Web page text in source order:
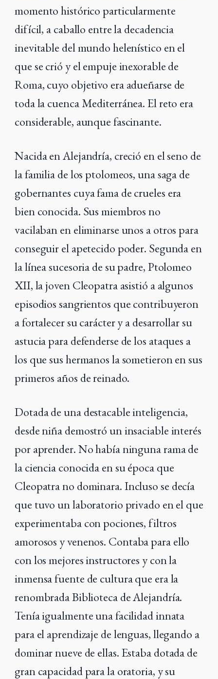
momento histórico particularmente
difícil, a caballo entre la decadencia
inevitable del mundo helenístico en el
que se crió y el empuje inexorable de
Roma, cuyo objetivo era adueñarse de
toda la cuenca Mediterránea. El reto era
considerable, aunque fascinante.
Nacida en Alejandría, creció en el seno de
la familia de los ptolomeos, una saga de
gobernantes cuya fama de crueles era
bien conocida. Sus miembros no
vacilaban en eliminarse unos a otros para
conseguir el apetecido poder. Segunda en
la línea sucesoria de su padre, Ptolomeo
XII, la joven Cleopatra asistió a algunos
episodios sangrientos que contribuyeron
a fortalecer su carácter y a desarrollar su
astucia para defenderse de los ataques a
los que sus hermanos la sometieron en sus
primeros años de reinado.
Dotada de una destacable inteligencia,
desde niña demostró un insaciable interés
por aprender. No había ninguna rama de
la ciencia conocida en su época que
Cleopatra no dominara.Incluso se decía
que tuvo un laboratorio privado en el que
experimentaba con pociones, filtros
amorosos y venenos. Contaba para ello
con los mejores instructores y con la
inmensa fuente de cultura que era la
renombrada Biblioteca de Alejandría.
Tenía igualmente una facilidad innata
para el aprendizaje de lenguas, llegando a
dominar nueve de ellas. Estaba dotada de
gran capacidad para la oratoria, y su